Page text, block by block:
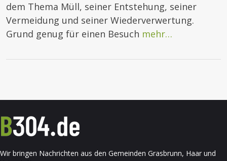
dem Thema Müll, seiner Entstehung, seiner
Vermeidung und seiner Wiederverwertung.
Grund genug für einen Besuch mehr…
Wir bringen Nachrichten aus den Gemeinden Grasbrunn, Haar und